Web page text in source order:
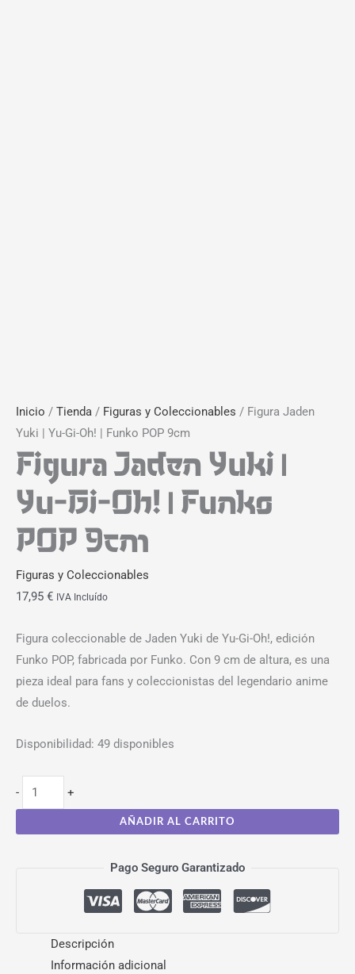
Inicio / Tienda / Figuras y Coleccionables / Figura Jaden
Yuki | Yu-Gi-Oh! | Funko POP 9cm
Figura Jaden Yuki |
Yu-Gi-Oh! | Funko
POP 9cm
Figuras y Coleccionables
17,95 € IVA Incluído
Figura coleccionable de Jaden Yuki de Yu-Gi-Oh!, edición
Funko POP, fabricada por Funko. Con 9 cm de altura, es una
pieza ideal para fans y coleccionistas del legendario anime
de duelos.
Disponibilidad: 49 disponibles
- +
AÑADIR AL CARRITO
Pago Seguro Garantizado
Descripción
Información adicional